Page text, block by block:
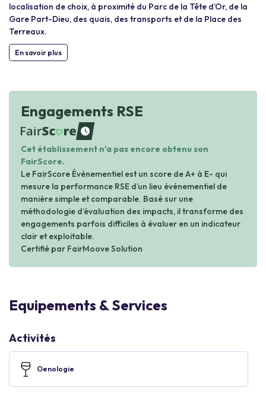
localisation de choix, à proximité du Parc de la Tête d’Or, de la
Gare Part-Dieu, des quais, des transports et de la Place des
Terreaux.
En savoir plus
Engagements RSE
waiting
Cet établissement n'a pas encore obtenu son
FairScore.
Le FairScore Événementiel est un score de A+ à E- qui
mesure la performance RSE d’un lieu événementiel de
manière simple et comparable. Basé sur une
méthodologie d’évaluation des impacts, il transforme des
engagements parfois difficiles à évaluer en un indicateur
clair et exploitable.
Certifié par FairMoove Solution
Equipements & Services
Activités
Oenologie